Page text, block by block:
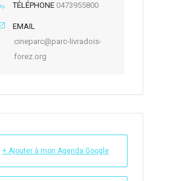
TÉLÉPHONE 0473955800
EMAIL
cineparc@parc-livradois-
forez.org
+ Ajouter à mon Agenda Google